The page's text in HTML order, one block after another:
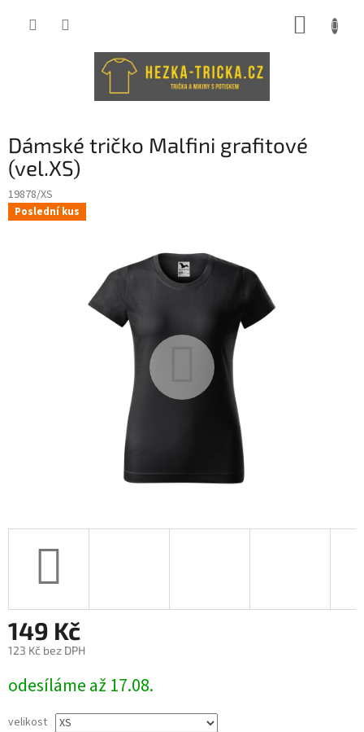
Dámské tričko Malfini grafitové
(vel.XS)
19878/XS
Poslední kus
149 Kč
123 Kč bez DPH
cena:
odesíláme až 17.08.
velikost